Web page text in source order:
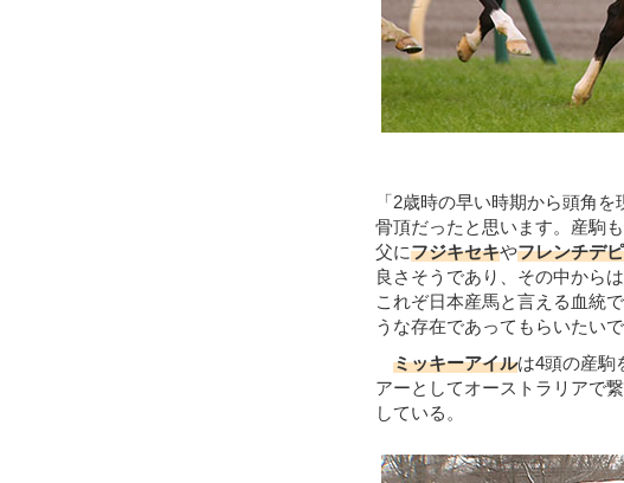
「2歳時の早い時期から頭角
骨頂だったと思います。産駒
父にフジキセキやフレンチデ
良さそうであり、その中から
これぞ日本産馬と言える血統
うな存在であってもらいたいで
ミッキーアイルは4頭の産駒
アーとしてオーストラリアで
している。